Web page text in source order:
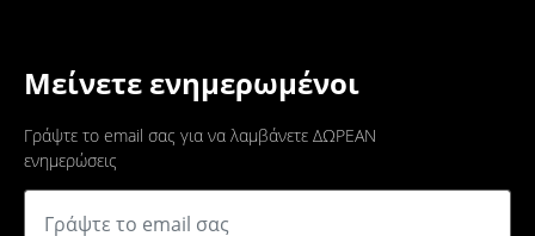
Μείνετε ενημερωμένοι
Γράψτε το email σας για να λαμβάνετε ΔΩΡΕΑΝ
ενημερώσεις